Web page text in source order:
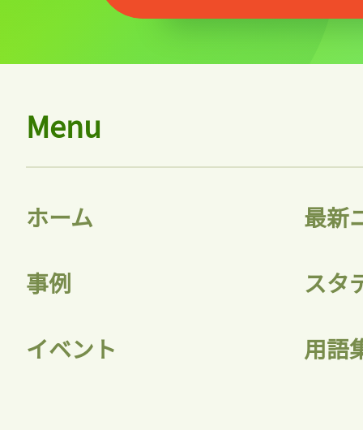
Menu
ホーム 最新
事例 スタ
イベント 用語